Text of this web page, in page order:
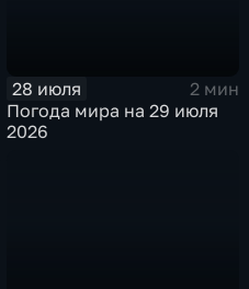
28 июля
2 мин
Погода мира на 29 июля
2026